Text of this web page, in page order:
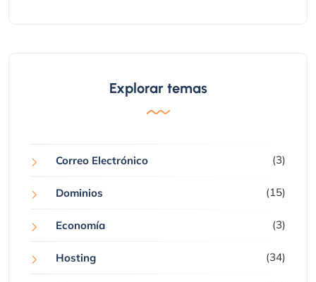
Explorar temas
Correo Electrónico (3)
Dominios (15)
Economía (3)
Hosting (34)